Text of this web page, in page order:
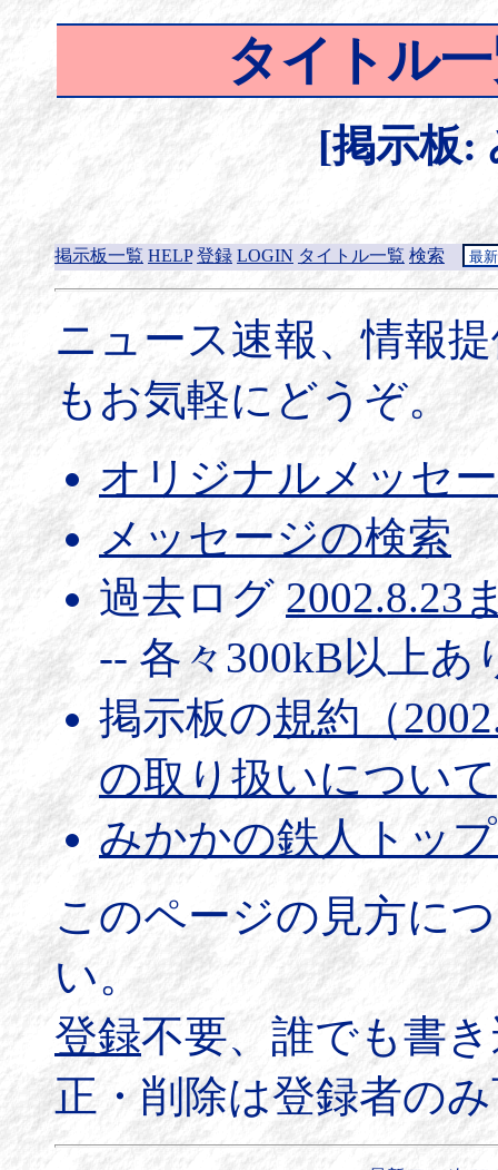
タイトル
[掲示板:
掲示板一覧 HELP 登録 LOGIN タイトル一覧 検索
ニュース速報、情報
もお気軽にどうぞ。
オリジナルメッセ
メッセージの検索
過去ログ 2002.8.23
-- 各々300kB以上あ
掲示板の規約（
の取り扱いについて
みかかの鉄人トッ
このページの見方に
い。
登録不要、誰でも書
正・削除は登録者の